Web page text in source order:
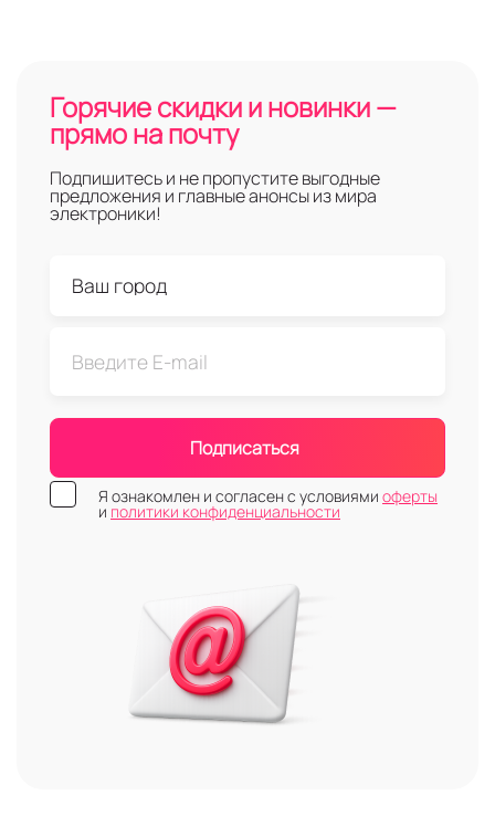
Горячие скидки и новинки —
прямо на почту
Подпишитесь и не пропустите выгодные
предложения и главные анонсы из мира
электроники!
Подписаться
Я ознакомлен и согласен с условиями оферты
и политики конфиденциальности